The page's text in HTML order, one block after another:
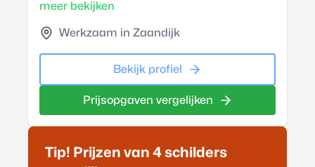
meer bekijken
Werkzaam in Zaandijk
Bekijk profiel
Prijsopgaven vergelijken
Tip! Prijzen van 4 schilders